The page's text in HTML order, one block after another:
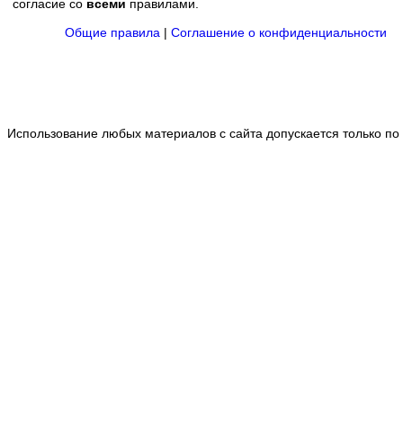
согласие со всеми правилами.
Общие правила | Соглашение о конфиденциальности
Использование любых материалов с сайта допускается только